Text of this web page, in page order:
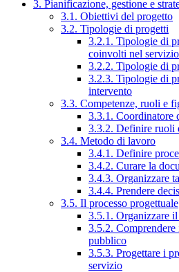
3. Pianificazione, gestione e
3.1. Obiettivi del progetto
3.2. Tipologie di progetti
3.2.1. Tipologie di
coinvolti nel servizio
3.2.2. Tipologie di
3.2.3. Tipologie di
intervento
3.3. Competenze, ruoli e
3.3.1. Coordinatore
3.3.2. Definire ruoli
3.4. Metodo di lavoro
3.4.1. Definire
3.4.2. Curare la
3.4.3. Organizzare
3.4.4. Prendere
3.5. Il processo progettuale
3.5.1. Organizzare
3.5.2. Comprendere
pubblico
3.5.3. Progettare i
servizio